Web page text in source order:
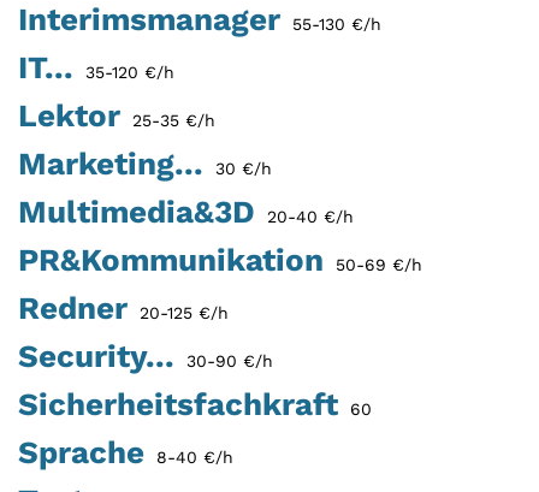
Interimsmanager 55-130 €/h
IT... 35-120 €/h
Lektor 25-35 €/h
Marketing... 30 €/h
Multimedia&3D 20-40 €/h
PR&Kommunikation 50-69 €/h
Redner 20-125 €/h
Security... 30-90 €/h
Sicherheitsfachkraft 60
Sprache 8-40 €/h